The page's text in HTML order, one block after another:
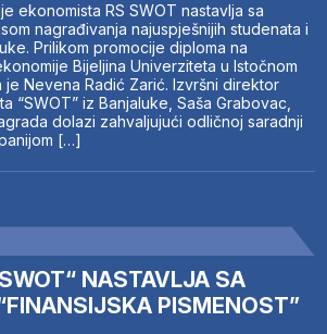
ekonomista RS SWOT nastavlja sa
nagrađivanja najuspješnijih studenata i
Prilikom promocije diploma na
Bijeljina Univerziteta u Istočnom
je Nevena Radić Zarić. Izvršni direktor
“SWOT” iz Banjaluke, Saša Grabovac,
dolazi zahvaljujući odličnoj saradnji
[…]
NASTAVLJA SA
PISMENOST”